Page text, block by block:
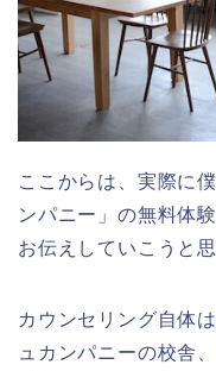
ここからは、実際に
ンパニー」の無料体
お伝えしていこうと思
カウンセリング自体
ュカンパニーの校舎